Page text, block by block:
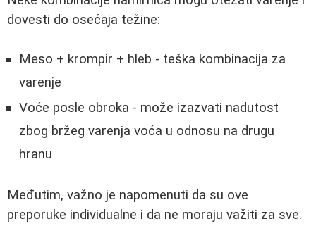
dovesti do osećaja težine:
Meso + krompir + hleb - teška kombinacija za
varenje
Voće posle obroka - može izazvati nadutost
zbog bržeg varenja voća u odnosu na drugu
hranu
Međutim, važno je napomenuti da su ove
preporuke individualne i da ne moraju važiti za sve.